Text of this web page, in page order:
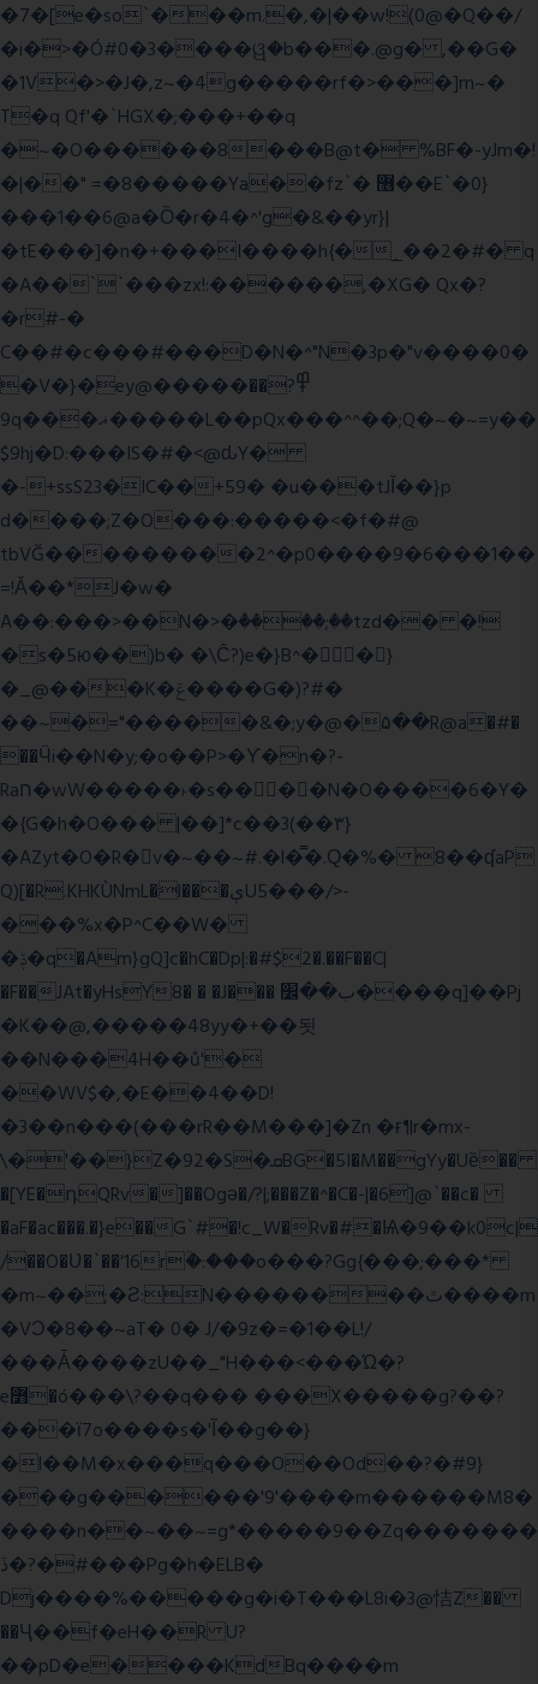
�7�[e�so`���m.�,�|��w!(0@�Q��/
�i�>�Ó#0�3����ୱ�b���.@g� ,��G�
�1V�>�J�,z~�4g�����rf�>���]m~�
T�q Qf'�`HGX�;���+��q
�~�O������8���B@t� %BF�-yJm�!
�|��" =�8�����Ya��fz`� ޶��E`�0}
���1��6@a�Ȍ�r�4�^'g�&��yr}|
�tE���]�n�+���I����h{�_̣��2�#� q
�A��``���zx!:������,�XG� Qx�?
�r#-�
C��#�c���#���D�N�^"N�3p�"v����0�
�V�}�ey@�����߾?��
9q���ޣ�����L��pQx���^^��;Q�~�~=y��
$9hj�D:���IS�#�<@ԃY�
�-+ssS23�IC��+59� �u���tJǏ��}p
d����;Z�O���:�����<�f�#@
tbVĞ���������2^�p0����9�6���1��
=!Ǎ��*J�w�
A��:���>��N�>�ٝ����;��tzd�� �!
�s�5ю��)b� �\Ĉ?)e�}B^��}
�_@���K�ݝ����G�)?#�
��~�="�����&�;y�@�۵��R@a�#�
��Ӵi��N�y;�o��P>�ϒ�n�?­
Raח�wW�����˫�s����N�O����6�Y�
�{G�h�O��� |��]*c��3(��٣}
�AZyt�O�R�v�~��~#.�l�̿�.Ԛ�%� 8��ʠaP
Q)[�R.KHKÙNmL�l���ېU5���/>-
���%x�P^C��W�
�ݙ�q�Am}gQ]c�hC�Dp|:�#$2�.��F��C|
�F��JAt�yHsY8� � �J��� ب��׼����q]��Pj
�K��@,�����48yy�+��됫
��N���4H��ů'�
��WV$�,�E��4��D!
�3��n���(���rR��M���]�Zn �ғ¶r�mx-
\�'��}Z�92�S�ܩBG�5I�M��gYy�Uȅ��
�[YE�դQRv�]��Ogə�/?|;���Z�^�C�-|�6]@`��c�
�aF�ac���.�}e��G`#�!c_W�Rv�#�Ѩ�9��k0c|
/��O�Ʋ�`��'16rؒ�:���o���?Gg{���;���*
�m~��;�Ƨ:N��������ٿ����m
�VϽ�8��~aT� 0� J/�9z�=�1��L!/
���Ǡ����zU��_"H���<���Ώ�?
e߻�ó���\?��q��� ���X�����g?��?
���ϊ7o����s�'Ĩ��g��}
�l��M�x���q���O��Od��?�#9}
���g������'9'����m������M8�
����n��~��~=g*�����9��Zq�������
ڏ�?�#���Pg�h�ELB�
Dj����%�����g�i�T���L8i�3@恄Z��
��Ҷ��f�eH��R U?
��pD�e����KdBq����m